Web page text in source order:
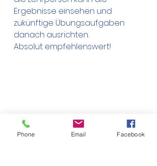
Ergebnisse einsehen und
zukünftige Übungsaufgaben
danach ausrichten.
Absolut empfehlenswert!
Phone Email Facebook